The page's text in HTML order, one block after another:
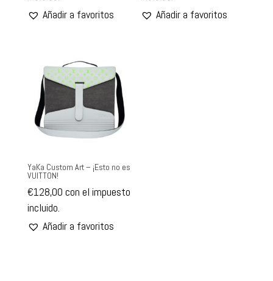
Añadir a favoritos
Añadir a favoritos
YaKa Custom Art – ¡Esto no es
VUITTON!
€128,00 con el impuesto
incluido.
Añadir a favoritos